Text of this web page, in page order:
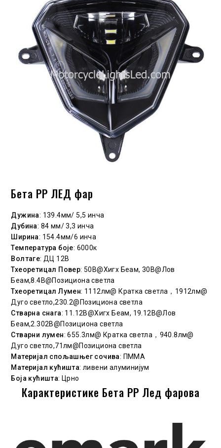
Бета РР ЛЕД фар
Дужина: 139.4мм/ 5,5 инча
Дубина: 84 мм/ 3,3 инча
Ширина: 154.4мм/6 инча
Температура боје: 6000к
Волтаге: ДЦ 12В
Тхеоретицал Повер: 50В@Хигх Беам, 30В@Лов
Беам,8.4В@Позициона светла
Тхеоретицал Лумен: 1112лм@ Кратка светла，1912лм@
Дуго светло,230.2@Позициона светла
Стварна снага: 11.12В@Хигх Беам, 19.12В@Лов
Беам,2.302В@Позициона светла
Стварни лумен: 655.3лм@ Кратка светла，940.8лм@
Дуго светло,71лм@Позициона светла
Материјал спољашњег сочива: ПММА
Материјал кућишта: ливени алуминијум
Боја кућишта: Црно
Карактеристике Бета РР Лед фарова